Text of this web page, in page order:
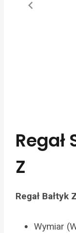
Regał
Z
Regał Bałtyk
Wymiar